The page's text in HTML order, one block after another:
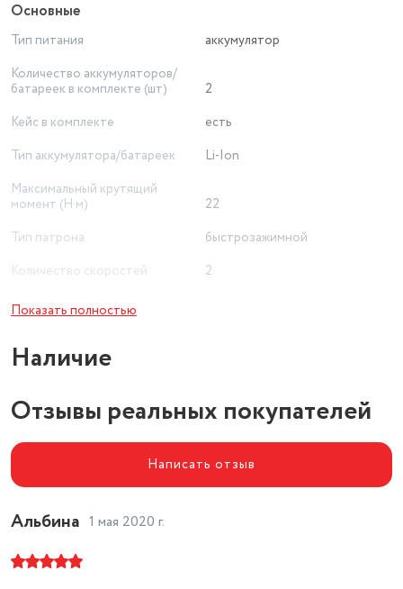
Основные
Тип питания
аккумулятор
Количество аккумуляторов/
батареек в комплекте (шт)
2
Кейс в комплекте
есть
Тип аккумулятора/батареек
Li-Ion
Максимальный крутящий
момент (Н·м)
22
Тип патрона
быстрозажимной
Количество скоростей
2
Подсветка
Комплектация
Макс. число оборотов
0.8 - 10 мм
Емкость аккумулятора
Показать полностью
Наличие
Отзывы реальных покупателей
Написать отзыв
Альбина 1 мая 2020 г.